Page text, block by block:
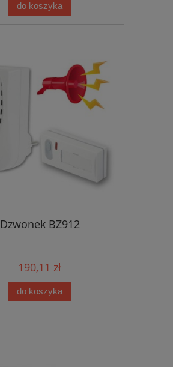
do koszyka
Dzwonek BZ912
190,11 zł
do koszyka